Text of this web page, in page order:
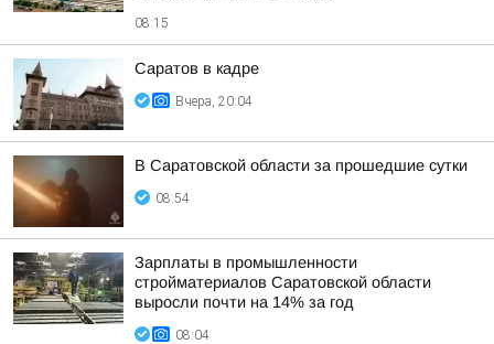
08:15
Саратов в кадре
Вчера, 20:04
В Саратовской области за прошедшие сутки
08:54
Зарплаты в промышленности
стройматериалов Саратовской области
выросли почти на 14% за год
08:04